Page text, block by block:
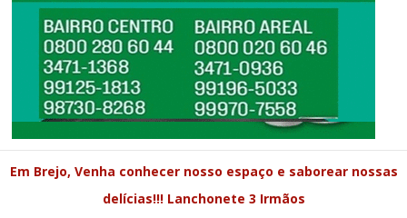
Em Brejo, Venha conhecer nosso espaço e saborear nossas
delícias!!! Lanchonete 3 Irmãos